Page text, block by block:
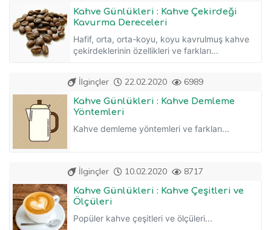
Kahve Günlükleri : Kahve Çekirdeği
Kavurma Dereceleri
Hafif, orta, orta-koyu, koyu kavrulmuş kahve
çekirdeklerinin özellikleri ve farkları...
İlginçler 22.02.2020 6989
Kahve Günlükleri : Kahve Demleme
Yöntemleri
Kahve demleme yöntemleri ve farkları...
İlginçler 10.02.2020 8717
Kahve Günlükleri : Kahve Çeşitleri ve
Ölçüleri
Popüler kahve çeşitleri ve ölçüleri...